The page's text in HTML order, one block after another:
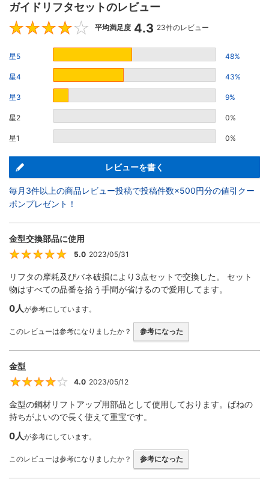
ガイドリフタセットのレビュー
4.3
平均満足度 4.3 23件のレビュー
星5 48%
星4 43%
星3 9%
星2 0%
星1 0%
レビューを書く
毎月3件以上の商品レビュー投稿で投稿件数×500円分の値引クー
ポンプレゼント！
金型交換部品に使用
5
5.0 2023/05/31
リフタの摩耗及びバネ破損により3点セットで交換した。 セット
物はすべての品番を拾う手間が省けるので愛用してます。
0人が参考にしています。
このレビューは参考になりましたか？ 参考になった
金型
4
4.0 2023/05/12
金型の鋼材リフトアップ用部品として使用しております。ばねの
持ちがよいので長く使えて重宝です。
0人が参考にしています。
このレビューは参考になりましたか？ 参考になった